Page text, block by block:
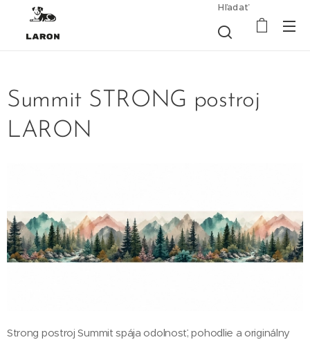
Hľadať
Summit STRONG postroj
LARON
Strong postroj Summit spája odolnosť, pohodlie a originálny